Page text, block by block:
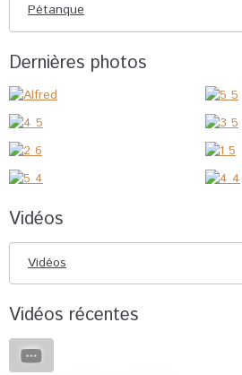
Pétanque
Dernières photos
Vidéos
Vidéos
Vidéos récentes